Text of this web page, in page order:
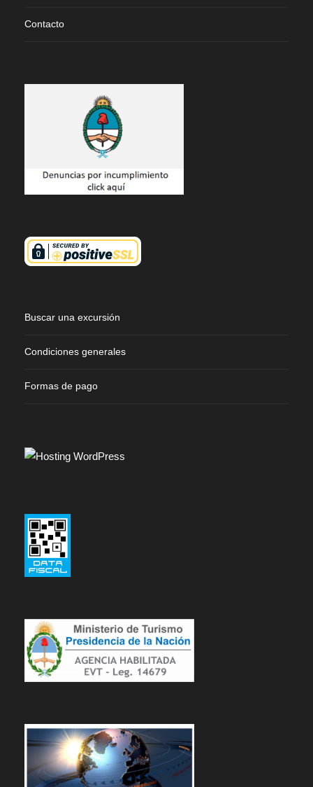
Contacto
Buscar una excursión
Condiciones generales
Formas de pago